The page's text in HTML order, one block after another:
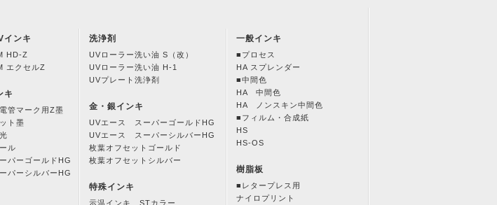
インキ
HD-Z
エクセルZ
キ
管マーク用Z墨
ト墨
ル
パーゴールドHG
パーシルバーHG
洗浄剤
UVローラー洗い油 S（改）
UVローラー洗い油 H-1
UVプレート洗浄剤
金・銀インキ
UVエース スーパーゴールドHG
UVエース スーパーシルバーHG
枚葉オフセットゴールド
枚葉オフセットシルバー
特殊インキ
示温インキ STカラー
一般インキ
■プロセス
HA スプレンダー
■中間色
HA 中間色
HA ノンスキン中間色
■フィルム・合成紙
HS
HS-OS
樹脂板
■レタープレス用
ナイロプリント